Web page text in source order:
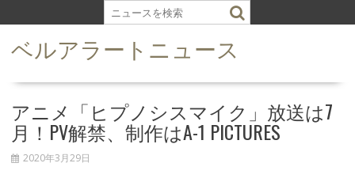
k
ベルアラートニュース
アニメ「ヒプノシスマイク」放送は7
月！PV解禁、制作はA-1 PICTURES
2020年3月29日